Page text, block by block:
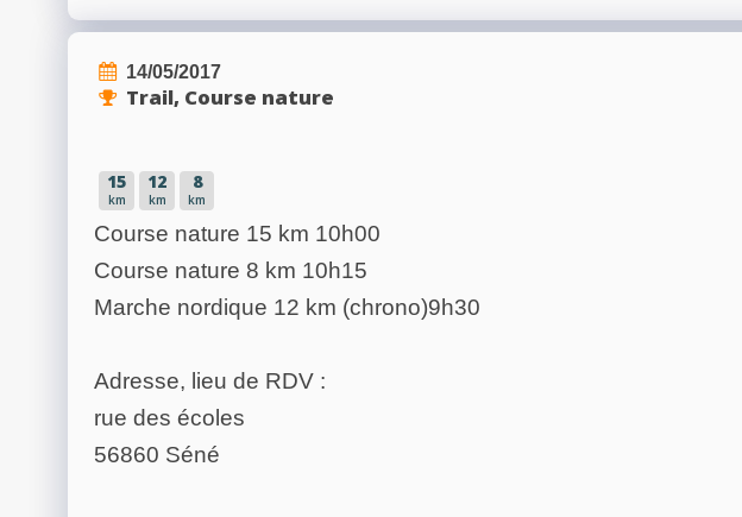
14/05/2017
Trail, Course nature
15
km
12
km
8
km
Course nature 15 km 10h00
Course nature 8 km 10h15
Marche nordique 12 km (chrono)9h30
Adresse, lieu de RDV :
rue des écoles
56860 Séné